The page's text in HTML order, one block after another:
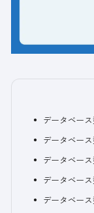
データベー
データベー
データベー
データベー
データベー